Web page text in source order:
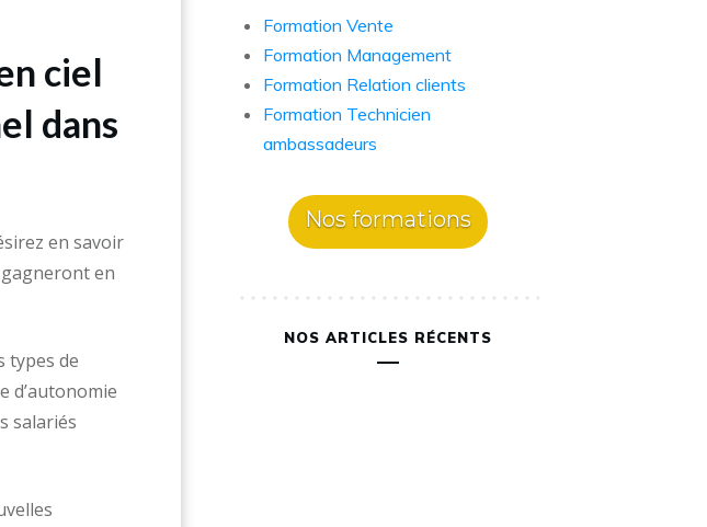
ciel
dans
en savoir
en
types de
d’autonomie
salariés
Formation Vente
Formation Management
Formation Relation clients
Formation Technicien
ambassadeurs
Nos formations
NOS ARTICLES RÉCENTS